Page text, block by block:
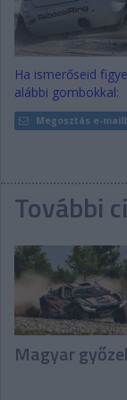
Ha ismerőseid
alábbi gombokkal:
Megosztás e-
További
Magyar